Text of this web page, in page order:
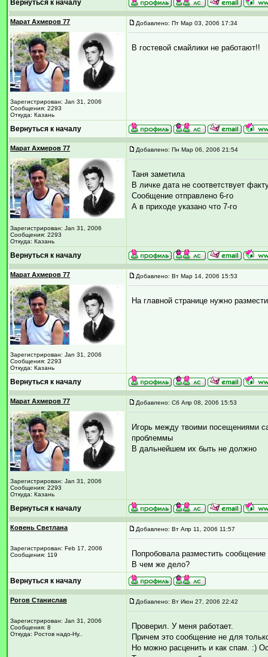
Вернуться к началу
Марат Ахмеров 77
Зарегистрирован: Jan 31, 2006
Сообщения: 2293
Откуда: Казань
Добавлено: Пт Мар 03, 2006 17:34
В гостевой смайлики не работают!!
Вернуться к началу
Марат Ахмеров 77
Зарегистрирован: Jan 31, 2006
Сообщения: 2293
Откуда: Казань
Добавлено: Пн Мар 06, 2006 21:54
Таня заметила
В личке дата не соответствует
Сообщение отправлено 6-го
А в приходе указано что 7-го
Вернуться к началу
Марат Ахмеров 77
Зарегистрирован: Jan 31, 2006
Сообщения: 2293
Откуда: Казань
Добавлено: Вт Мар 14, 2006 15:53
На главной странице нужно
Вернуться к началу
Марат Ахмеров 77
Зарегистрирован: Jan 31, 2006
Сообщения: 2293
Откуда: Казань
Добавлено: Сб Апр 08, 2006 15:53
Игорь между твоими посещениями
проблеммы
В дальнейшем их быть не должно
Вернуться к началу
Ковень Светлана
Зарегистрирован: Feb 17, 2006
Сообщения: 119
Добавлено: Вт Апр 11, 2006 11:57
Попробовала разместить
В чем же дело?
Вернуться к началу
Рогов Станислав
Зарегистрирован: Jan 31, 2006
Сообщения: 8
Откуда: Ростов надо-Ну..
Добавлено: Вт Июн 27, 2006 22:42
Проверил. У меня работает.
Причем это сообщение не для
Но можно расценить и как спам. :)